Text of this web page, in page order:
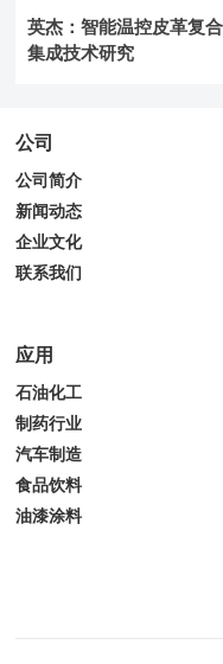
英杰：智能温控皮革复
集成技术研究
公司
公司简介
新闻动态
企业文化
联系我们
应用
石油化工
制药行业
汽车制造
食品饮料
油漆涂料